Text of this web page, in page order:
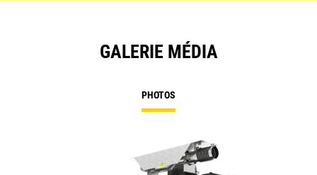
GALERIE MÉDIA
PHOTOS